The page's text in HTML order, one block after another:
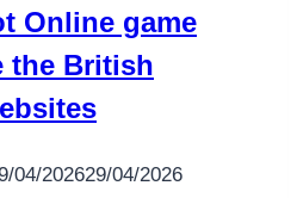
Online game
the British
04/202629/04/2026